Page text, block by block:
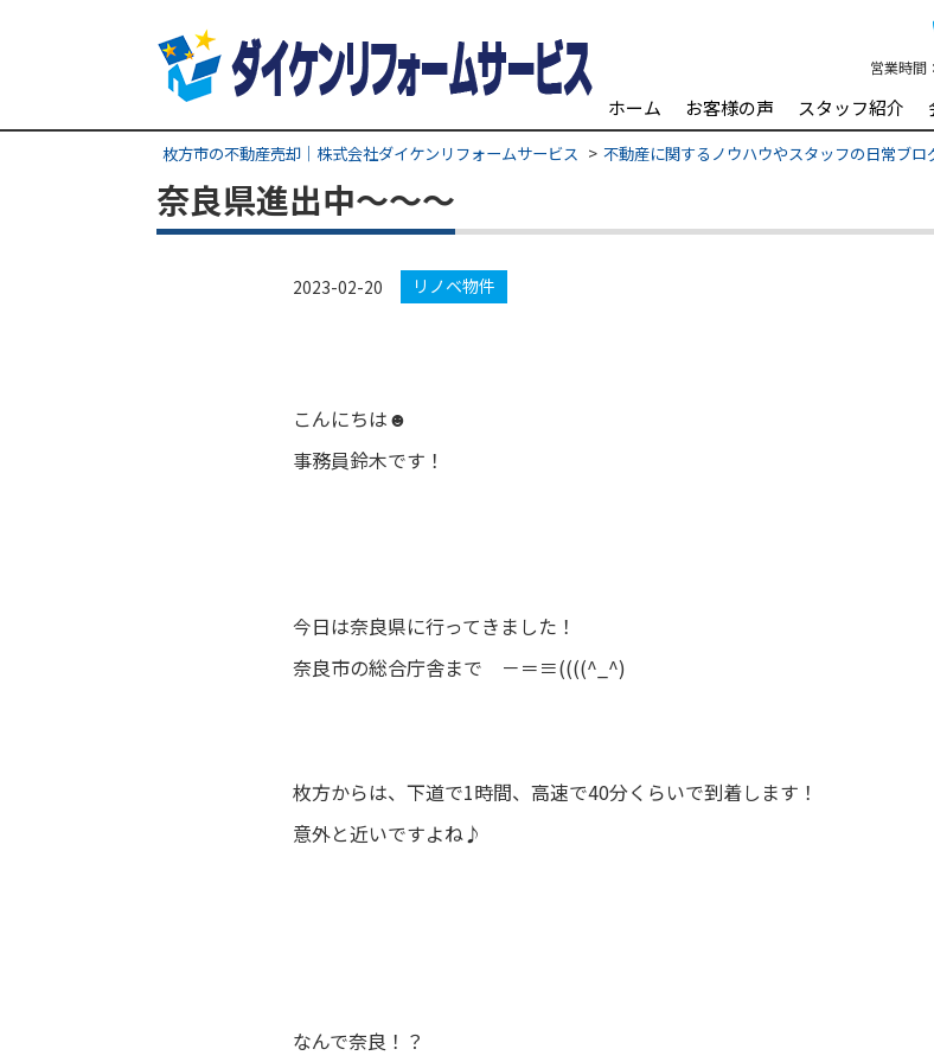
営業時間：
ホーム お客様の声 スタッフ紹介
枚方市の不動産売却｜株式会社ダイケンリフォームサービス 不動産に関するノウハウやスタッフの日常ブロ
奈良県進出中～～～
2023-02-20 リノベ物件
こんにちは☻
事務員鈴木です！
今日は奈良県に行ってきました！
奈良市の総合庁舎まで －＝≡((((^_^)
枚方からは、下道で1時間、高速で40分くらいで到着します！
意外と近いですよね♪
なんで奈良！？